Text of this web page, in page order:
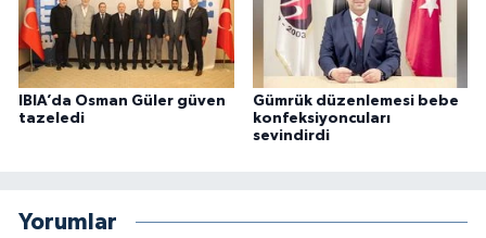
IBIA’da Osman Güler güven
tazeledi
Gümrük düzenlemesi bebe
konfeksiyoncuları
sevindirdi
Yorumlar